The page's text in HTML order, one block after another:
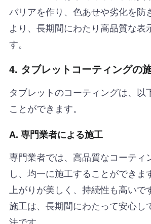
バリアを作り、色あせや劣化を防
より、長期間にわたり高品質な表
す。
4. タブレットコーティングの
タブレットのコーティングは、以
ことができます。
A. 専門業者による施工
専門業者では、高品質なコーティ
し、均一に施工することができま
上がりが美しく、持続性も高いで
施工は、長期間にわたって安心し
法です。